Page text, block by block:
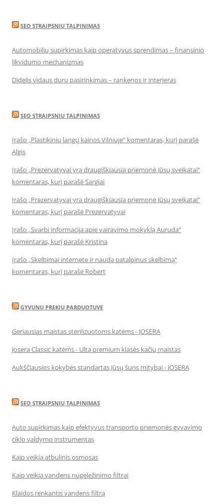
SEO STRAIPSNIU TALPINIMAS
Automobilių supirkimas kaip operatyvus sprendimas – finansinio
likvidumo mechanizmas
Didelis vidaus durų pasirinkimas – rankenos ir interjeras
SEO STRAIPSNIU TALPINIMAS
Įrašo „Plastikinių langų kainos Vilniuje“ komentaras, kurį parašė
Algis
Įrašo „Prezervatyvai yra draugiškiausia priemonė Jūsų sveikatai“
komentaras, kurį parašė Sargiai
Įrašo „Prezervatyvai yra draugiškiausia priemonė Jūsų sveikatai“
komentaras, kurį parašė Prezervatyvai
Įrašo „Svarbi informacija apie vairavimo mokyklą Auruda“
komentaras, kurį parašė Kristina
Įrašo „Skelbimai internete ir nauda patalpinus skelbimą“
komentaras, kurį parašė Robert
GYVUNU PREKIU PARDUOTUVE
Geriausias maistas sterilizuotoms katėms - JOSERA
Josera Classic katėms - Ulta premium klasės kačių maistas
Aukščiausios kokybės standartas Jūsų šuns mitybai - JOSERA
SEO STRAIPSNIU TALPINIMAS
Auto supirkimas kaip efektyvus transporto priemonės gyvavimo
ciklo valdymo instrumentas
Kaip veikia atbulinis osmosas
Kaip veikia vandens nugeležinimo filtrai
Klaidos renkantis vandens filtrą